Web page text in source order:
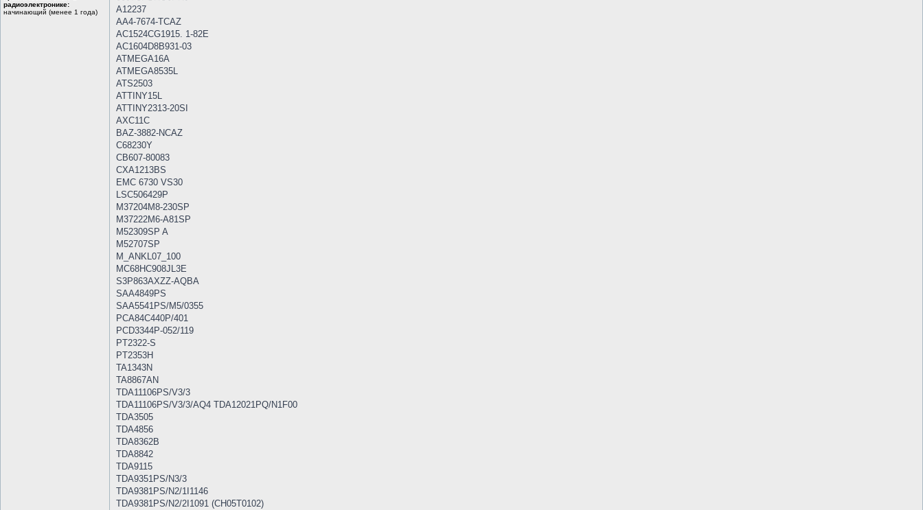
радиоэлектронике:
начинающий (менее 1 года)
A12237
AA4-7674-TCAZ
AC1524CG1915. 1-82E
AC1604D8B931-03
ATMEGA16A
ATMEGA8535L
ATS2503
ATTINY15L
ATTINY2313-20SI
AXC11C
BAZ-3882-NCAZ
C68230Y
CB607-80083
CXA1213BS
EMC 6730 VS30
LSC506429P
M37204M8-230SP
M37222M6-A81SP
M52309SP A
M52707SP
M_ANKL07_100
MC68HC908JL3E
S3P863AXZZ-AQBA
SAA4849PS
SAA5541PS/M5/0355
PCA84C440P/401
PCD3344P-052/119
PT2322-S
PT2353H
TA1343N
TA8867AN
TDA11106PS/V3/3
TDA11106PS/V3/3/AQ4 TDA12021PQ/N1F00
TDA3505
TDA4856
TDA8362B
TDA8842
TDA9115
TDA9351PS/N3/3
TDA9381PS/N2/1I1146
TDA9381PS/N2/2I1091 (CH05T0102)